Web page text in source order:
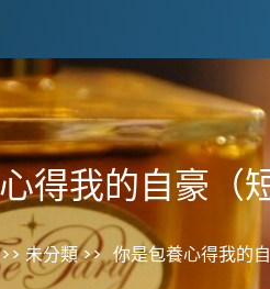
得我的自豪（
>> 未分類 >> 你是包養心得我的